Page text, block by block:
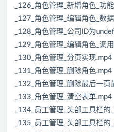
_126_角色管理_新增角色_功
_127_角色管理_编辑角色_数
_128_角色管理_公司ID为
_129_角色管理_编辑角色_调
_130_角色管理_分页实现.mp4
_131_角色管理_删除角色.mp4
_132_角色管理_删除最后一
_133_角色管理_清空表单.mp4
_134_员工管理_头部工具栏
_135_员工管理_头部工具栏的